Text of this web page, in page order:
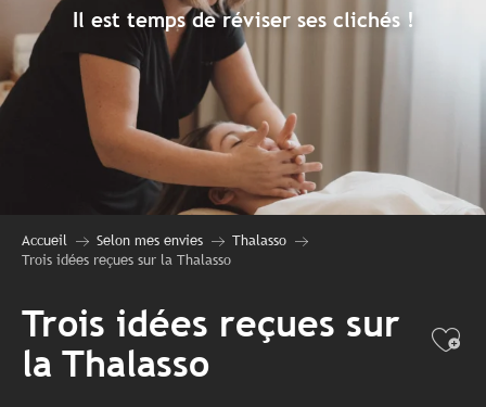
Il est temps de réviser ses clichés !
Accueil Selon mes envies
Thalasso
Trois idées reçues sur la Thalasso
Trois idées reçues sur
la Thalasso